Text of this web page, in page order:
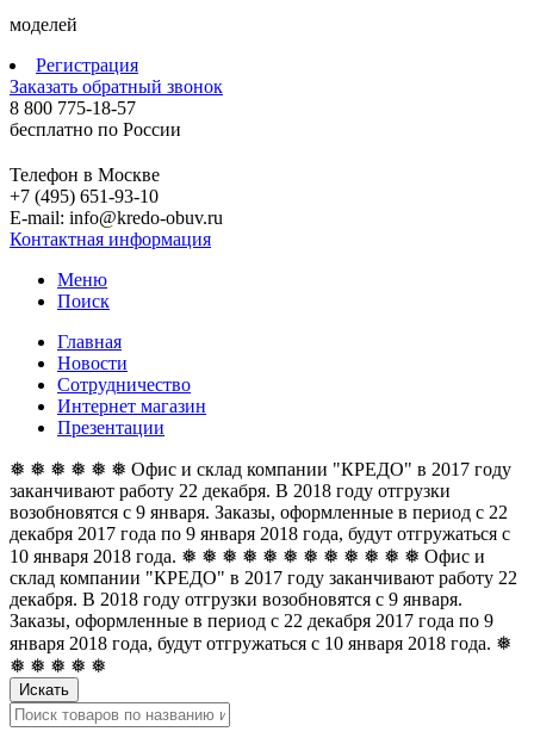
моделей
Регистрация
Заказать обратный звонок
8 800 775-18-57
бесплатно по России
Телефон в Москве
+7 (495) 651-93-10
E-mail: info@kredo-obuv.ru
Контактная информация
Меню
Поиск
Главная
Новости
Сотрудничество
Интернет магазин
Презентации
❅ ❅ ❅ ❅ ❅ ❅ Офис и склад компании "КРЕДО" в 2017 году
заканчивают работу 22 декабря. В 2018 году отгрузки
возобновятся с 9 января. Заказы, оформленные в период с 22
декабря 2017 года по 9 января 2018 года, будут отгружаться с
10 января 2018 года. ❅ ❅ ❅ ❅ ❅ ❅ ❅ ❅ ❅ ❅ ❅ ❅ Офис и
склад компании "КРЕДО" в 2017 году заканчивают работу 22
декабря. В 2018 году отгрузки возобновятся с 9 января.
Заказы, оформленные в период с 22 декабря 2017 года по 9
января 2018 года, будут отгружаться с 10 января 2018 года. ❅
❅ ❅ ❅ ❅ ❅
Искать